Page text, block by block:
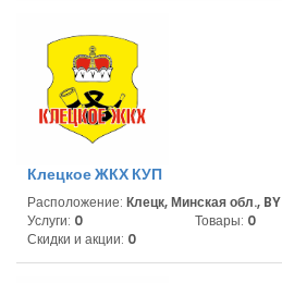
Клецкое ЖКХ КУП
Расположение: Клецк, Минская обл., BY
Услуги: 0 Товары: 0
Скидки и акции: 0